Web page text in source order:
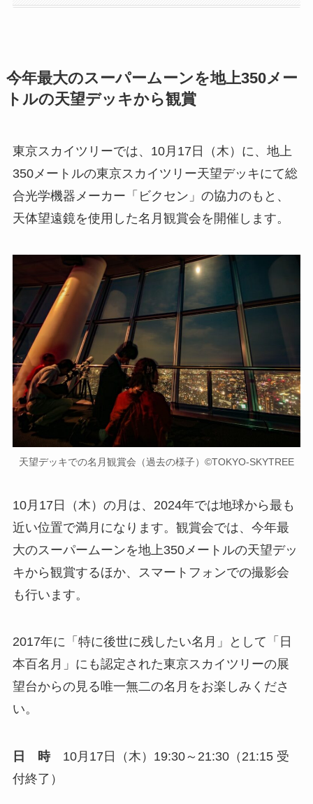
今年最大のスーパームーンを地上350メー
トルの天望デッキから観賞
東京スカイツリーでは、10月17日（木）に、地上
350メートルの東京スカイツリー天望デッキにて総
合光学機器メーカー「ビクセン」の協力のもと、
天体望遠鏡を使用した名月観賞会を開催します。
天望デッキでの名月観賞会（過去の様子）©TOKYO-SKYTREE
10月17日（木）の月は、2024年では地球から最も
近い位置で満月になります。観賞会では、今年最
大のスーパームーンを地上350メートルの天望デッ
キから観賞するほか、スマートフォンでの撮影会
も行います。
2017年に「特に後世に残したい名月」として「日
本百名月」にも認定された東京スカイツリーの展
望台からの見る唯一無二の名月をお楽しみくださ
い。
日 時10月17日（木）19:30～21:30（21:15 受
付終了）